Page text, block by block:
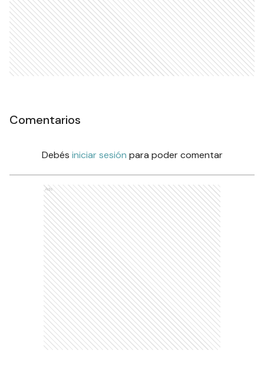
Comentarios
Debés iniciar sesión para poder comentar
Ads